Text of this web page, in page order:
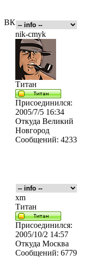
ВК
nik-cmyk
Титан
Присоединился:
2005/7/5 16:34
Откуда Великий
Новгород
Сообщений: 4233
xm
Титан
Присоединился:
2005/10/2 14:57
Откуда Москва
Сообщений: 6779